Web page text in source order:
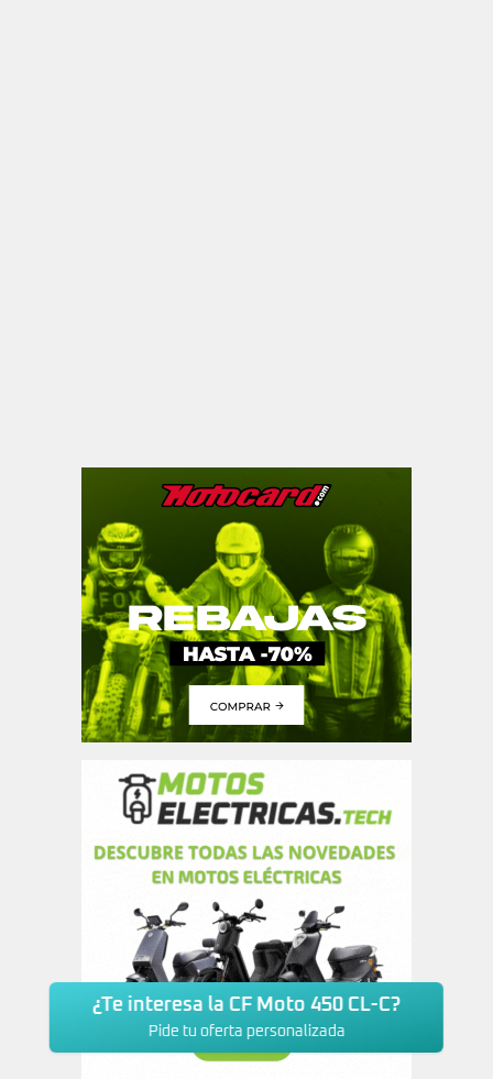
¿Te interesa la CF Moto 450 CL-C?
Pide tu oferta personalizada